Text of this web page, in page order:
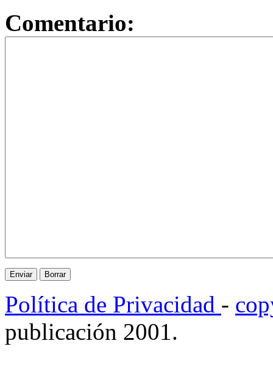
Comentario:
Política de Privacidad -
publicación 2001.